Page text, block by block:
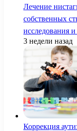
Лечение
собственных
исследования
3 недели назад
Коррекция